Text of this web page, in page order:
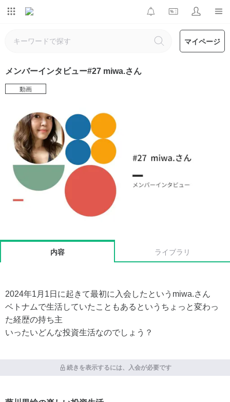
マイページ
メンバーインタビュー#27 miwa.さん
動画
内容 ライブラリ
2024年1月1日に起きて最初に入会したというmiwa.さん
ベトナムで生活していたこともあるというちょっと変わっ
た経歴の持ち主
いったいどんな投資生活なのでしょう？
続きを表示するには、入会が必要です